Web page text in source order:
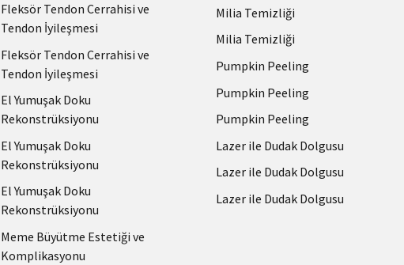
Fleksör Tendon Cerrahisi ve
Tendon İyileşmesi
Fleksör Tendon Cerrahisi ve
Tendon İyileşmesi
El Yumuşak Doku
Rekonstrüksiyonu
El Yumuşak Doku
Rekonstrüksiyonu
El Yumuşak Doku
Rekonstrüksiyonu
Meme Büyütme Estetiği ve
Komplikasyonu
Milia Temizliği
Milia Temizliği
Pumpkin Peeling
Pumpkin Peeling
Pumpkin Peeling
Lazer ile Dudak Dolgusu
Lazer ile Dudak Dolgusu
Lazer ile Dudak Dolgusu